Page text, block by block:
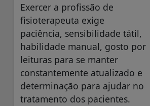
Exercer a profissão de
fisioterapeuta exige
paciência, sensibilidade tátil,
habilidade manual, gosto por
leituras para se manter
constantemente atualizado e
determinação para ajudar no
tratamento dos pacientes.